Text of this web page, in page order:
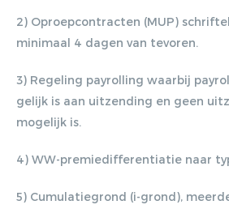
2) Oproepcontracten (MUP)
minimaal 4 dagen van tevoren.
3) Regeling payrolling waarbij
gelijk is aan uitzending en geen
mogelijk is.
4) WW-premiedifferentiatie naar
5) Cumulatiegrond (i-grond),